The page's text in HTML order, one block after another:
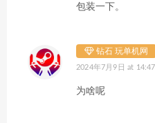
包装一下。
钻石 玩单机网
2024年7月9日 at 14:47
为啥呢